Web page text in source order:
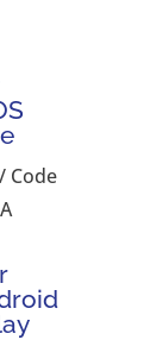
Code